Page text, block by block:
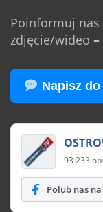
Poinformuj nas
zdjęcie/wideo –
Napisz
93 233
Polub nas